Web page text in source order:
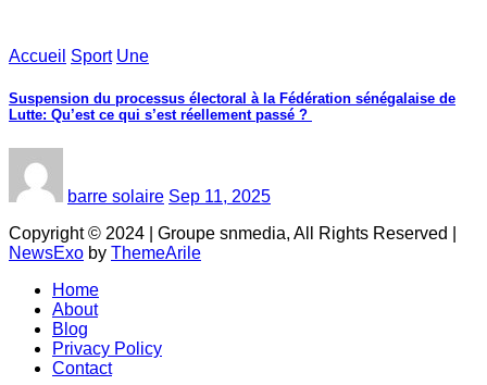
Accueil Sport Une
‎Suspension du processus électoral à la Fédération sénégalaise de
Lutte: Qu’est ce qui s’est réellement passé ? ‎‎
barre solaire Sep 11, 2025
Copyright © 2024 | Groupe snmedia, All Rights Reserved
NewsExo by ThemeArile
Home
About
Blog
Privacy Policy
Contact